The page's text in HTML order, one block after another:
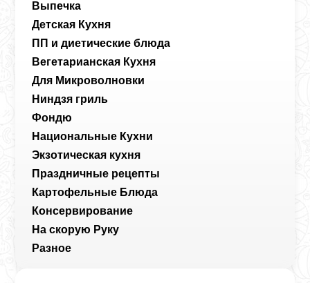
Выпечка
Детская Кухня
ПП и диетические блюда
Вегетарианская Кухня
Для Микроволновки
Ниндзя гриль
Фондю
Национальные Кухни
Экзотическая кухня
Праздничные рецепты
Картофельные Блюда
Консервирование
На скорую Руку
Разное